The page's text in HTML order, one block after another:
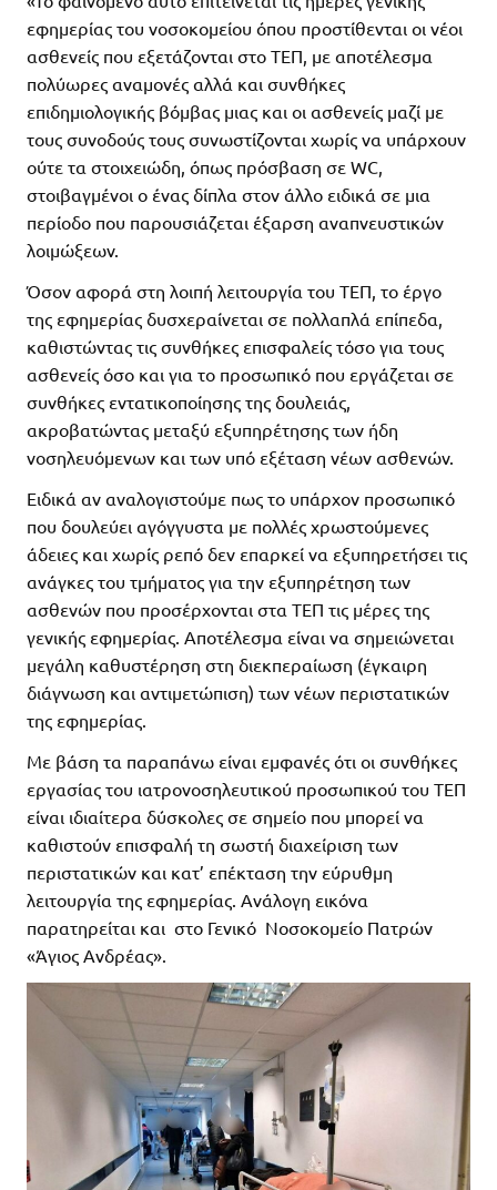
εφημερίας του νοσοκομείου όπου προστίθενται οι νέοι
ασθενείς που εξετάζονται στο ΤΕΠ, με αποτέλεσμα
πολύωρες αναμονές αλλά και συνθήκες
επιδημιολογικής βόμβας μιας και οι ασθενείς μαζί με
τους συνοδούς τους συνωστίζονται χωρίς να υπάρχουν
ούτε τα στοιχειώδη, όπως πρόσβαση σε WC,
στοιβαγμένοι ο ένας δίπλα στον άλλο ειδικά σε μια
περίοδο που παρουσιάζεται έξαρση αναπνευστικών
λοιμώξεων.
Όσον αφορά στη λοιπή λειτουργία του ΤΕΠ, το έργο
της εφημερίας δυσχεραίνεται σε πολλαπλά επίπεδα,
καθιστώντας τις συνθήκες επισφαλείς τόσο για τους
ασθενείς όσο και για το προσωπικό που εργάζεται σε
συνθήκες εντατικοποίησης της δουλειάς,
ακροβατώντας μεταξύ εξυπηρέτησης των ήδη
νοσηλευόμενων και των υπό εξέταση νέων ασθενών.
Ειδικά αν αναλογιστούμε πως το υπάρχον προσωπικό
που δουλεύει αγόγγυστα με πολλές χρωστούμενες
άδειες και χωρίς ρεπό δεν επαρκεί να εξυπηρετήσει τις
ανάγκες του τμήματος για την εξυπηρέτηση των
ασθενών που προσέρχονται στα ΤΕΠ τις μέρες της
γενικής εφημερίας. Αποτέλεσμα είναι να σημειώνεται
μεγάλη καθυστέρηση στη διεκπεραίωση (έγκαιρη
διάγνωση και αντιμετώπιση) των νέων περιστατικών
της εφημερίας.
Με βάση τα παραπάνω είναι εμφανές ότι οι συνθήκες
εργασίας του ιατρονοσηλευτικού προσωπικού του ΤΕΠ
είναι ιδιαίτερα δύσκολες σε σημείο που μπορεί να
καθιστούν επισφαλή τη σωστή διαχείριση των
περιστατικών και κατ’ επέκταση την εύρυθμη
λειτουργία της εφημερίας. Ανάλογη εικόνα
παρατηρείται και στο Γενικό Νοσοκομείο Πατρών
«Άγιος Ανδρέας».